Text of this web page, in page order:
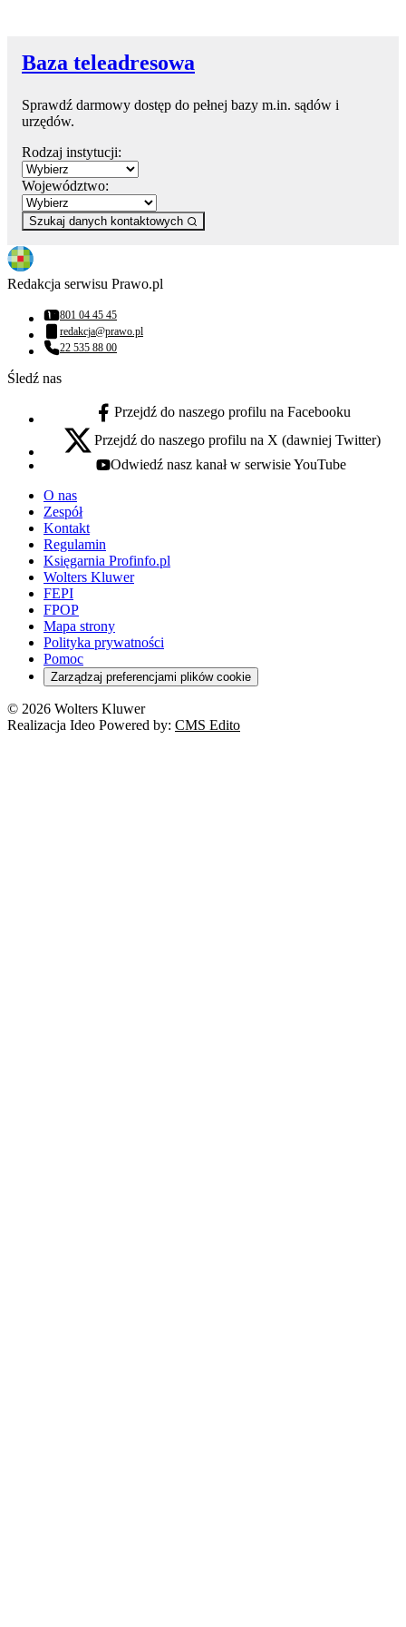
Baza teleadresowa
Sprawdź darmowy dostęp do pełnej bazy m.in. sądów i
urzędów.
Rodzaj instytucji:
Województwo:
Szukaj danych kontaktowych
Redakcja serwisu Prawo.pl
Numer telefonu:
801 04 45 45
Adres email:
redakcja@prawo.pl
Numer telefonu:
22 535 88 00
Śledź nas
facebook - otwiera się w nowej karcie
Przejdź do naszego profilu na Facebooku
x - otwiera się w nowej karcie
Przejdź do naszego profilu na X (dawniej Twitter)
youtube - otwiera się w nowej karcie
Odwiedź nasz kanał w serwisie YouTube
O nas
Zespół
Kontakt
Regulamin
Księgarnia Profinfo.pl
Wolters Kluwer
FEPI
FPOP
Mapa strony
Polityka prywatności
Pomoc
Zarządzaj preferencjami plików cookie
© 2026 Wolters Kluwer
Realizacja Ideo Powered by: CMS Edito